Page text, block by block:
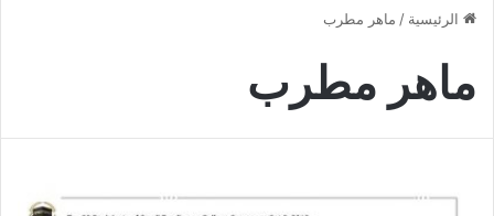
الرئيسية / ماهر مطرب
ماهر مطرب